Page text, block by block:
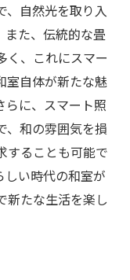
、自然光を取り入
また、伝統的な畳
く、これにスマー
室自体が新たな魅
らに、スマート照
、和の雰囲気を損
することも可能で
しい時代の和室が
新たな生活を楽し